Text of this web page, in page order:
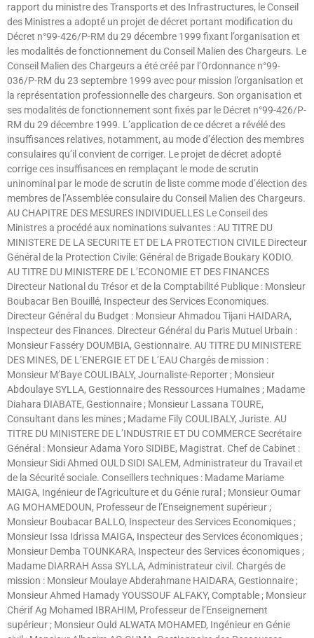
rapport du ministre des Transports et des Infrastructures, le Conseil
des Ministres a adopté un projet de décret portant modification du
Décret n°99-426/P-RM du 29 décembre 1999 fixant l’organisation et
les modalités de fonctionnement du Conseil Malien des Chargeurs. Le
Conseil Malien des Chargeurs a été créé par l’Ordonnance n°99-
036/P-RM du 23 septembre 1999 avec pour mission l’organisation et
la représentation professionnelle des chargeurs. Son organisation et
ses modalités de fonctionnement sont fixés par le Décret n°99-426/P-
RM du 29 décembre 1999. L’application de ce décret a révélé des
insuffisances relatives, notamment, au mode d’élection des membres
consulaires qu’il convient de corriger. Le projet de décret adopté
corrige ces insuffisances en remplaçant le mode de scrutin
uninominal par le mode de scrutin de liste comme mode d’élection des
membres de l’Assemblée consulaire du Conseil Malien des Chargeurs.
AU CHAPITRE DES MESURES INDIVIDUELLES Le Conseil des
Ministres a procédé aux nominations suivantes : AU TITRE DU
MINISTERE DE LA SECURITE ET DE LA PROTECTION CIVILE Directeur
Général de la Protection Civile: Général de Brigade Boukary KODIO.
AU TITRE DU MINISTERE DE L’ECONOMIE ET DES FINANCES
Directeur National du Trésor et de la Comptabilité Publique : Monsieur
Boubacar Ben Bouillé, Inspecteur des Services Economiques.
Directeur Général du Budget : Monsieur Ahmadou Tijani HAIDARA,
Inspecteur des Finances. Directeur Général du Paris Mutuel Urbain :
Monsieur Fasséry DOUMBIA, Gestionnaire. AU TITRE DU MINISTERE
DES MINES, DE L’ENERGIE ET DE L’EAU Chargés de mission :
Monsieur M’Baye COULIBALY, Journaliste-Reporter ; Monsieur
Abdoulaye SYLLA, Gestionnaire des Ressources Humaines ; Madame
Diahara DIABATE, Gestionnaire ; Monsieur Lassana TOURE,
Consultant dans les mines ; Madame Fily COULIBALY, Juriste. AU
TITRE DU MINISTERE DE L’INDUSTRIE ET DU COMMERCE Secrétaire
Général : Monsieur Adama Yoro SIDIBE, Magistrat. Chef de Cabinet :
Monsieur Sidi Ahmed OULD SIDI SALEM, Administrateur du Travail et
de la Sécurité sociale. Conseillers techniques : Madame Mariame
MAIGA, Ingénieur de l’Agriculture et du Génie rural ; Monsieur Oumar
AG MOHAMEDOUN, Professeur de l’Enseignement supérieur ;
Monsieur Boubacar BALLO, Inspecteur des Services Economiques ;
Monsieur Issa Idrissa MAIGA, Inspecteur des Services économiques ;
Monsieur Demba TOUNKARA, Inspecteur des Services économiques ;
Madame DIARRAH Assa SYLLA, Administrateur civil. Chargés de
mission : Monsieur Moulaye Abderahmane HAIDARA, Gestionnaire ;
Monsieur Ahmed Hamady YOUSSOUF ALFAKY, Comptable ; Monsieur
Chérif Ag Mohamed IBRAHIM, Professeur de l’Enseignement
supérieur ; Monsieur Ould ALWATA MOHAMED, Ingénieur en Génie